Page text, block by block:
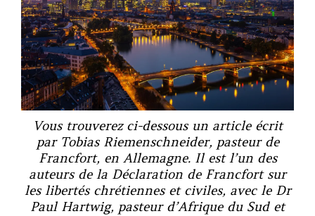
Vous trouverez ci-dessous un article écrit
par Tobias Riemenschneider, pasteur de
Francfort, en Allemagne. Il est l’un des
auteurs de la Déclaration de Francfort sur
les libertés chrétiennes et civiles, avec le Dr
Paul Hartwig, pasteur d’Afrique du Sud et